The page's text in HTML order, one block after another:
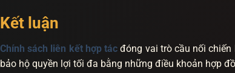
Kết luận
Chính sách liên kết hợp tác đóng vai trò cầu nối
bảo hộ quyền lợi tối đa bằng những điều khoản hợp